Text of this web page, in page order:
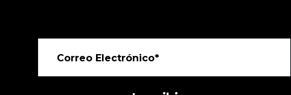
Correo Electrónico*